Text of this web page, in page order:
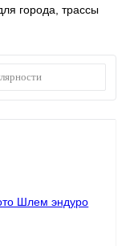
города, трассы